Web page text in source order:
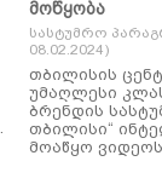
მოწყობა
სასტუმრო
08.02.2024)
თბილისის
უმაღლესი
ბრენდის
თბილისი“
მოაწყო